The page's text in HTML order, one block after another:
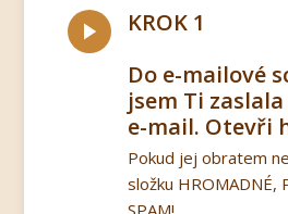
KROK 1
Do e-mailové
jsem Ti
e-mail. Otevři
Pokud jej obratem
složku HROMADNÉ,